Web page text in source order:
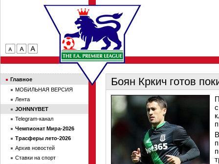
Боян Кркич готов
Главное
МОБИЛЬНАЯ ВЕРСИЯ
Лента
JOHNNYBET
Telegram-канал
Чемпионат Мира-2026
Трасферы лето-2026
Архив новостей
Ставки на спорт